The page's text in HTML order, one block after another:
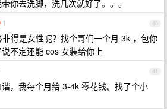
你去洗脚，洗几次就好了。。。
40
1
得是女性呢？找个哥们一个月 3k ，包你
不定还能 cos 女装给你上
41
，我每个月给 3-4k 零花钱。找了个小